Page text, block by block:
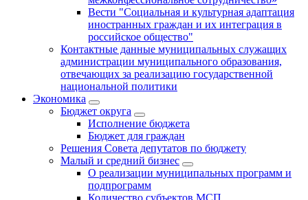
Вести "Социальная и культурная адаптация
иностранных граждан и их интеграция в
российское общество"
Контактные данные муниципальных служащих
администрации муниципального образования,
отвечающих за реализацию государственной
национальной политики
Экономика
Бюджет округa
Исполнение бюджета
Бюджет для граждан
Решения Совета депутатов по бюджету
Малый и средний бизнес
О реализации муниципальных программ и
подпрограмм
Количество субъектов МСП